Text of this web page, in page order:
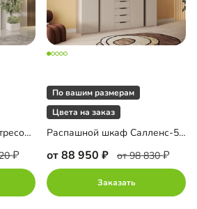
Витрина Дарио-2 с антресолью
По вашим размерам
Цвета на заказ
Распашной шкаф Салленс-5 Премиум с антресолью
от 88 950 от 98 830
Заказать